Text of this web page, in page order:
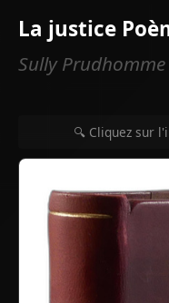
La justice
Sully Prudhomme
🔍 Cliquez sur